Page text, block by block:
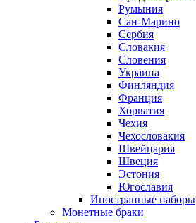
Румыния
Сан-Марино
Сербия
Словакия
Словения
Украина
Финляндия
Франция
Хорватия
Чехия
Чехословакия
Швейцария
Швеция
Эстония
Югославия
Иностранные наборы
Монетные браки